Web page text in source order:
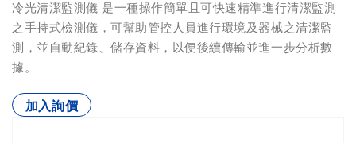
冷光清潔監測儀 是一種操作簡單且可快速精準進行清潔監測
之手持式檢測儀，可幫助管控人員進行環境及器械之清潔監
測，並自動紀錄、儲存資料，以便後續傳輸並進一步分析數
據。
加入詢價